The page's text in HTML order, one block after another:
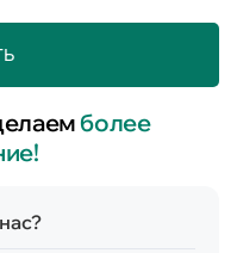
более